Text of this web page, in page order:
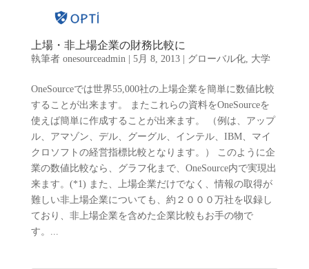
上場・非上場企業の財務比較に
執筆者 onesourceadmin| 5月 8, 2013| グローバル化, 大学
OneSourceでは世界55,000社の上場企業を簡単に数値比較
することが出来ます。 またこれらの資料をOneSourceを
使えば簡単に作成することが出来ます。 （例は、アップ
ル、アマゾン、デル、グーグル、インテル、IBM、マイ
クロソフトの経営指標比較となります。） このように企
業の数値比較なら、グラフ化まで、OneSource内で実現出
来ます。(*1) また、上場企業だけでなく、情報の取得が
難しい非上場企業についても、約２０００万社を収録し
ており、非上場企業を含めた企業比較もお手の物で
す。...